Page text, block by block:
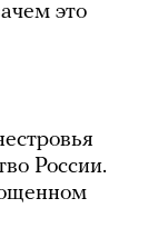
это
России.